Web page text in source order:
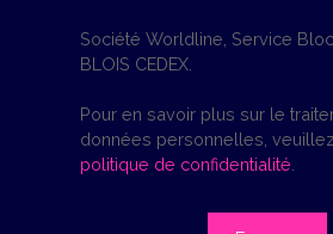
Société Worldline, Service
BLOIS CEDEX.
Pour en savoir plus sur le
données personnelles,
politique de confidentialité